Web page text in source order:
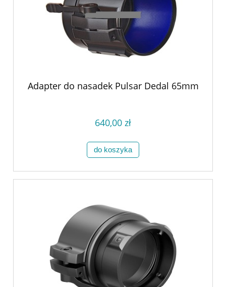
Adapter do nasadek Pulsar Dedal 65mm
640,00 zł
do koszyka